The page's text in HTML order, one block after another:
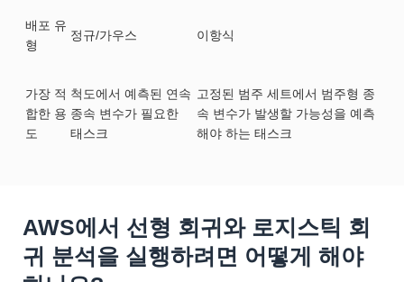
배포 유
형
정규/가우스 이항식
가장 적
합한 용
도
척도에서 예측된 연속
종속 변수가 필요한
태스크
고정된 범주 세트에서 범주형 종
속 변수가 발생할 가능성을 예측
해야 하는 태스크
AWS에서 선형 회귀와 로지스틱 회
귀 분석을 실행하려면 어떻게 해야